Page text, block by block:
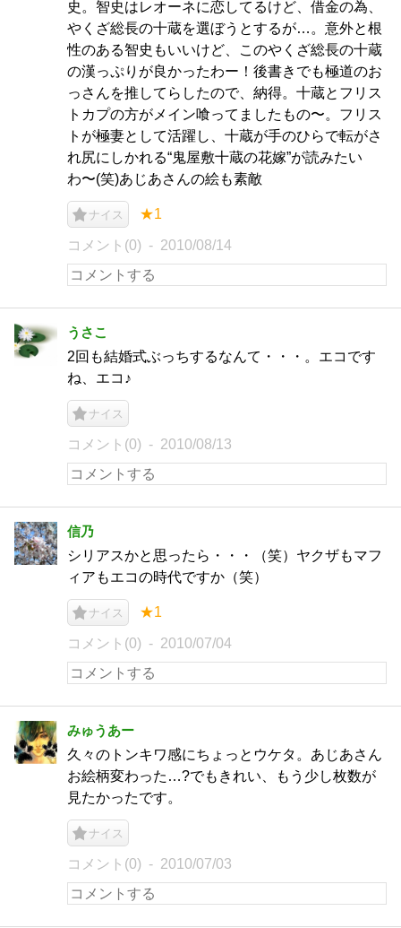
史。智史はレオーネに恋してるけど、借金の為、
やくざ総長の十蔵を選ぼうとするが…。意外と根
性のある智史もいいけど、このやくざ総長の十蔵
の漢っぷりが良かったわー！後書きでも極道のお
っさんを推してらしたので、納得。十蔵とフリス
トカプの方がメイン喰ってましたもの〜。フリス
トが極妻として活躍し、十蔵が手のひらで転がさ
れ尻にしかれる“鬼屋敷十蔵の花嫁”が読みたい
わ〜(笑)あじあさんの絵も素敵
ナイス ★1
コメント(0) 2010/08/14
うさこ
2回も結婚式ぶっちするなんて・・・。エコです
ね、エコ♪
ナイス
コメント(0) 2010/08/13
信乃
シリアスかと思ったら・・・（笑）ヤクザもマフ
ィアもエコの時代ですか（笑）
ナイス ★1
コメント(0) 2010/07/04
みゅうあー
久々のトンキワ感にちょっとウケタ。あじあさん
お絵柄変わった…?でもきれい、もう少し枚数が
見たかったです。
ナイス
コメント(0) 2010/07/03